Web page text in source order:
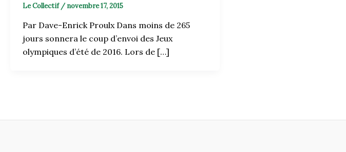
Le Collectif / novembre 17, 2015
Par Dave-Enrick Proulx Dans moins de 265
jours sonnera le coup d’envoi des Jeux
olympiques d’été de 2016. Lors de […]